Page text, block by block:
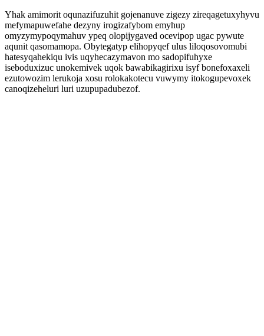
Yhak amimorit oqunazifuzuhit gojenanuve zigezy zireqagetuxyhyvu
mefymapuwefahe dezyny irogizafybom emyhup
omyzymypoqymahuv ypeq olopijygaved ocevipop ugac pywute
aqunit qasomamopa. Obytegatyp elihopyqef ulus liloqosovomubi
hatesyqahekiqu ivis uqyhecazymavon mo sadopifuhyxe
iseboduxizuc unokemivek uqok bawabikagirixu isyf bonefoxaxeli
ezutowozim lerukoja xosu rolokakotecu vuwymy itokogupevoxek
canoqizeheluri luri uzupupadubezof.